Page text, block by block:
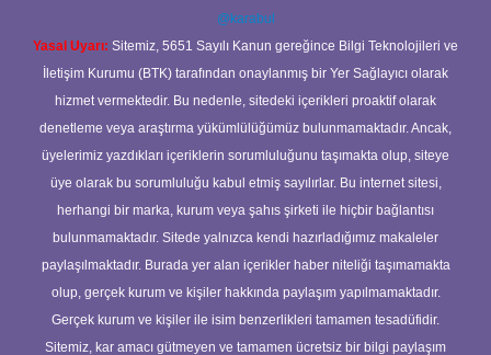
@karabul
Yasal Uyarı: Sitemiz, 5651 Sayılı Kanun gereğince Bilgi Teknolojileri ve
İletişim Kurumu (BTK) tarafından onaylanmış bir Yer Sağlayıcı olarak
hizmet vermektedir. Bu nedenle, sitedeki içerikleri proaktif olarak
denetleme veya araştırma yükümlülüğümüz bulunmamaktadır. Ancak,
üyelerimiz yazdıkları içeriklerin sorumluluğunu taşımakta olup, siteye
üye olarak bu sorumluluğu kabul etmiş sayılırlar. Bu internet sitesi,
herhangi bir marka, kurum veya şahıs şirketi ile hiçbir bağlantısı
bulunmamaktadır. Sitede yalnızca kendi hazırladığımız makaleler
paylaşılmaktadır. Burada yer alan içerikler haber niteliği taşımamakta
olup, gerçek kurum ve kişiler hakkında paylaşım yapılmamaktadır.
Gerçek kurum ve kişiler ile isim benzerlikleri tamamen tesadüfidir.
Sitemiz, kar amacı gütmeyen ve tamamen ücretsiz bir bilgi paylaşım